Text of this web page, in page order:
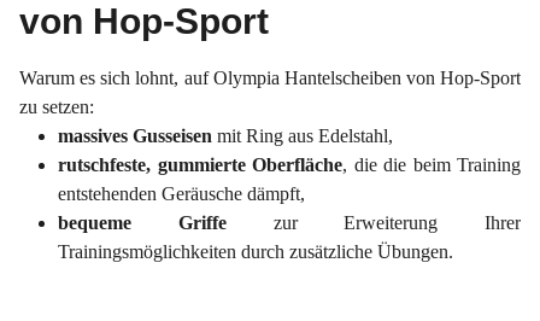
von Hop-Sport
Warum es sich lohnt, auf Olympia Hantelscheiben von Hop-Sport
zu setzen:
massives Gusseisen mit Ring aus Edelstahl,
rutschfeste, gummierte Oberfläche, die die beim Training
entstehenden Geräusche dämpft,
bequeme Griffe zur Erweiterung Ihrer
Trainingsmöglichkeiten durch zusätzliche Übungen.